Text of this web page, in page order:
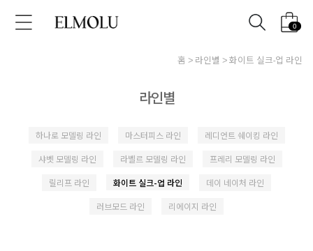
0
홈 라인별 화이트 실크-업 라인
라인별
하나로 모델링 라인 마스터피스 라인
레디언트 쉐이킹 라인
샤벳 모델링 라인
라벨르 모델링 라인
프레리 모델링 라인
릴리프 라인
화이트 실크-업 라인
데이 네이처 라인
러브모드 라인
리에이지 라인